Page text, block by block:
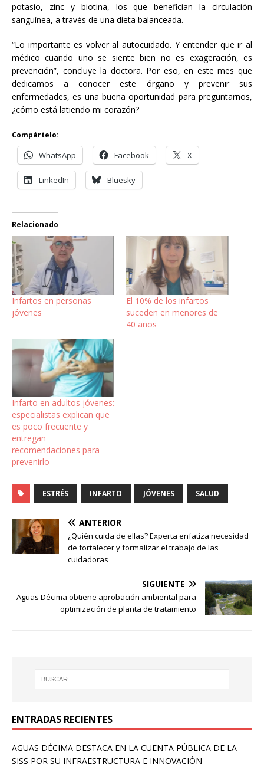
potasio, zinc y biotina, los que benefician la circulación
sanguínea, a través de una dieta balanceada.
“Lo importante es volver al autocuidado. Y entender que ir al
médico cuando uno se siente bien no es exageración, es
prevención”, concluye la doctora. Por eso, en este mes que
dedicamos a conocer este órgano y prevenir sus
enfermedades, es una buena oportunidad para preguntarnos,
¿cómo está latiendo mi corazón?
Compártelo:
WhatsApp Facebook X
LinkedIn Bluesky
Relacionado
Infartos en personas
jóvenes
El 10% de los infartos
suceden en menores de
40 años
Infarto en adultos jóvenes:
especialistas explican que
es poco frecuente y
entregan
recomendaciones para
prevenirlo
ESTRÉS INFARTO JÓVENES SALUD
ANTERIOR
¿Quién cuida de ellas? Experta enfatiza necesidad
de fortalecer y formalizar el trabajo de las
cuidadoras
SIGUIENTE
Aguas Décima obtiene aprobación ambiental para
optimización de planta de tratamiento
ENTRADAS RECIENTES
AGUAS DÉCIMA DESTACA EN LA CUENTA PÚBLICA DE LA
SISS POR SU INFRAESTRUCTURA E INNOVACIÓN